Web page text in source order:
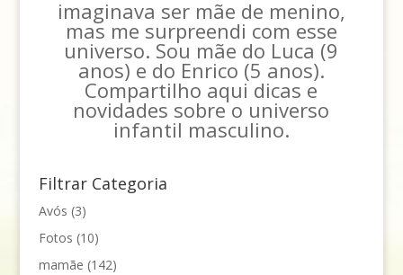
imaginava ser mãe de menino,
mas me surpreendi com esse
universo. Sou mãe do Luca (9
anos) e do Enrico (5 anos).
Compartilho aqui dicas e
novidades sobre o universo
infantil masculino.
Filtrar Categoria
Avós (3)
Fotos (10)
mamãe (142)